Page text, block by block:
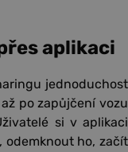
aplikaci
jednoduchost
po zapůjčení vozu
si v aplikaci
odemknout ho, začít